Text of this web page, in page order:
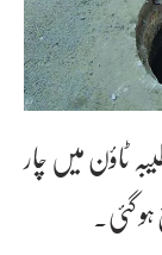
ٹاؤن میں چار
گئی۔